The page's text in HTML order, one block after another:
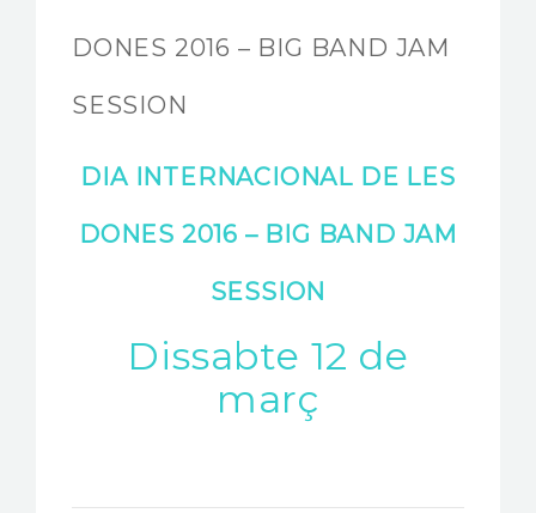
DONES 2016 – BIG BAND JAM
SESSION
DIA INTERNACIONAL DE LES
DONES 2016 – BIG BAND JAM
SESSION
Dissabte 12 de
març